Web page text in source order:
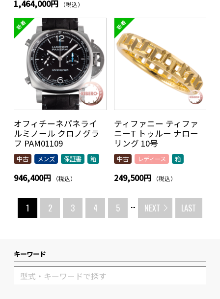
1,464,000円 （税込）
オフィチーネパネライ
ルミノール クロノグラ
フ PAM01109
中古 メンズ 保証書 箱
946,400円 （税込）
ティファニー ティファ
ニーT トゥルー ナロー
リング 10号
中古 レディース 箱
249,500円 （税込）
1 2 3 4 5 ... NEXT LAST
キーワード